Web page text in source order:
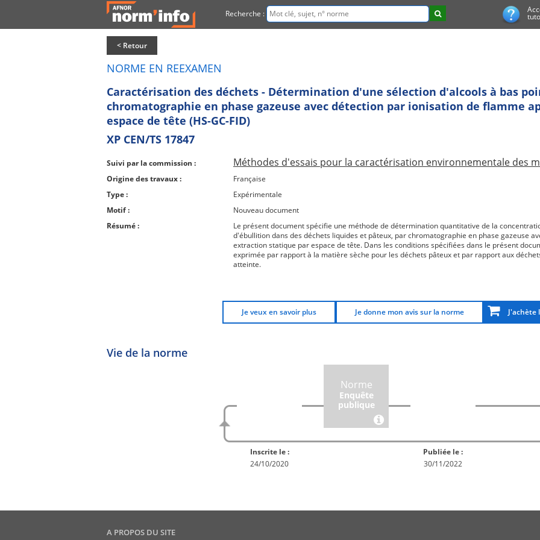
Recherche :
< Retour
NORME EN REEXAMEN
Caractérisation des déchets - Détermination d'une sélection d'alcools à bas
chromatographie en phase gazeuse avec détection par ionisation de flamme
espace de tête (HS-GC-FID)
XP CEN/TS 17847
Suivi par la commission : Méthodes d'essais pour la caractérisation environnementale des
Origine des travaux :
Française
Type :
Expérimentale
Motif :
Nouveau document
Résumé :
Le présent document spécifie une méthode de détermination quantitative de la
d'ébullition dans des déchets liquides et pâteux, par chromatographie en phase gazeuse
extraction statique par espace de tête. Dans les conditions spécifiées dans le présent
exprimée par rapport à la matière sèche pour les déchets pâteux et par rapport aux
atteinte.
Je veux en savoir plus Je donne mon avis sur la norme J'achète
Vie de la norme
Inscrite le :
24/10/2020
Norme
Enquête
publique
Publiée le :
30/11/2022
A PROPOS DU SITE